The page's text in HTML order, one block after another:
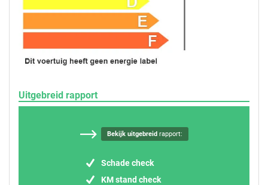
Uitgebreid rapport
Bekijk uitgebreidrapport:
Schade check
KM stand check